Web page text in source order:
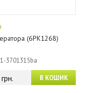
(6PK1268)
3701315ba
В КОШИК